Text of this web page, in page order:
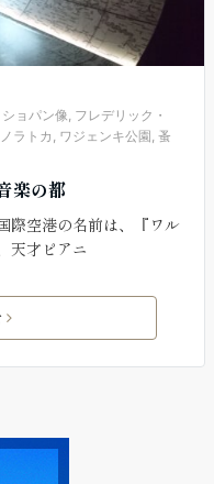
ショパン像, フレデリック・
ラトカ , ワジェンキ公園, 蚤
楽の都
際空港の名前は、『ワル
天才ピアニ